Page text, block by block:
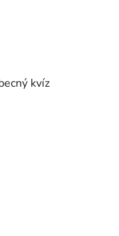
kvíz